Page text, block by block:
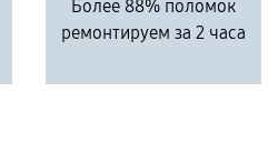
Более 88% поломок
ремонтируем за 2 часа